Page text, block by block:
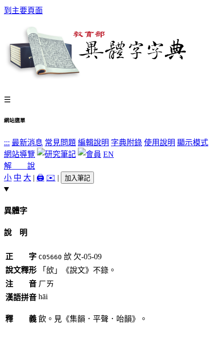
到主要頁面
☰
網站選單
::: 最新消息 常見問題 編輯說明 字典附錄 使用說明 顯示模式
網站導覽
EN
解 說
小 中 大 | 🖨️ ✉️ | 加入筆記
異體字
說 明
正 字 C05660 㰧 欠-05-09
說文釋形
「㰧」《說文》不錄。
注 音 ㄏㄞ
漢語拼音 hāi
釋 義 飲。見《集韻．平聲．咍韻》。